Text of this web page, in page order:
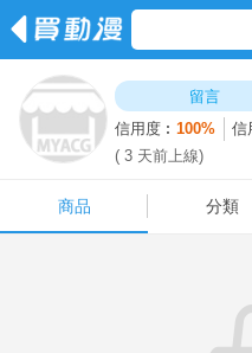
留言
信用度︰100% 信
( 3 天前上線)
商品 分類
商品 分類